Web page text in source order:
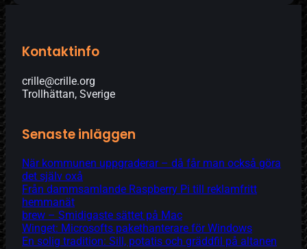
Kontaktinfo
crille@crille.org
Trollhättan, Sverige
Senaste inläggen
När kommunen uppgraderar – då får man också göra
det själv oxå
Från dammsamlande Raspberry Pi till reklamfritt
hemmanät
brew – Smidigaste sättet på Mac
Winget: Microsofts pakethanterare för Windows
En solig tradition: Sill, potatis och gräddfil på altanen